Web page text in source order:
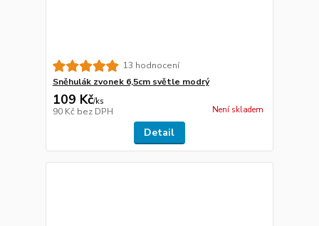
13 hodnocení
Sněhulák zvonek 6,5cm světle modrý
109 Kč/ks
90 Kč bez DPH Není skladem
Detail